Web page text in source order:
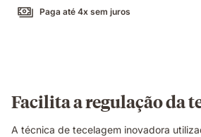
Paga até 4x sem juros
Facilita a regulação da
A técnica de tecelagem inovadora